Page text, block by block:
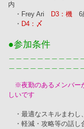
内
・Frey Ari
D3：機 6
・ D4：〆
●参加条件
※夜勤のあるメンバー
しいです
・最適なスキルまわし
・軽減・攻略等の話し